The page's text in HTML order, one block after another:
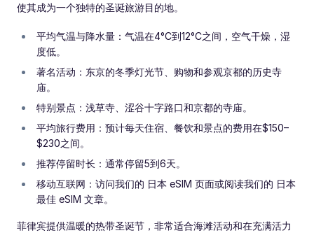
使其成为一个独特的圣诞旅游目的地。
平均气温与降水量：气温在4°C到12°C之间，空气干燥，湿
度低。
著名活动：东京的冬季灯光节、购物和参观京都的历史寺
庙。
特别景点：浅草寺、涩谷十字路口和京都的寺庙。
平均旅行费用：预计每天住宿、餐饮和景点的费用在$150–
$230之间。
推荐停留时长：通常停留5到6天。
移动互联网：访问我们的 日本 eSIM 页面或阅读我们的 日本
最佳 eSIM 文章。
菲律宾提供温暖的热带圣诞节，非常适合海滩活动和在充满活力